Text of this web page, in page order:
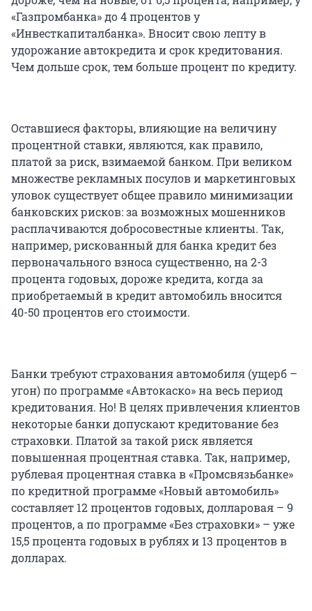
«Газпромбанка» до 4 процентов у
«Инвесткапиталбанка». Вносит свою лепту в
удорожание автокредита и срок кредитования.
Чем дольше срок, тем больше процент по кредиту.
Оставшиеся факторы, влияющие на величину
процентной ставки, являются, как правило,
платой за риск, взимаемой банком. При великом
множестве рекламных посулов и маркетинговых
уловок существует общее правило минимизации
банковских рисков: за возможных мошенников
расплачиваются добросовестные клиенты. Так,
например, рискованный для банка кредит без
первоначального взноса существенно, на 2-3
процента годовых, дороже кредита, когда за
приобретаемый в кредит автомобиль вносится
40-50 процентов его стоимости.
Банки требуют страхования автомобиля (ущерб –
угон) по программе «Автокаско» на весь период
кредитования. Но! В целях привлечения клиентов
некоторые банки допускают кредитование без
страховки. Платой за такой риск является
повышенная процентная ставка. Так, например,
рублевая процентная ставка в «Промсвязьбанке»
по кредитной программе «Новый автомобиль»
составляет 12 процентов годовых, долларовая – 9
процентов, а по программе «Без страховки» – уже
15,5 процента годовых в рублях и 13 процентов в
долларах.